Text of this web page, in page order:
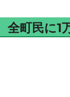
全町民に1